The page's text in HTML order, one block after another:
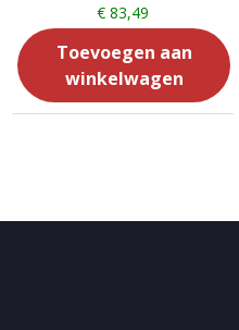
€ 83,49
Toevoegen aan
winkelwagen